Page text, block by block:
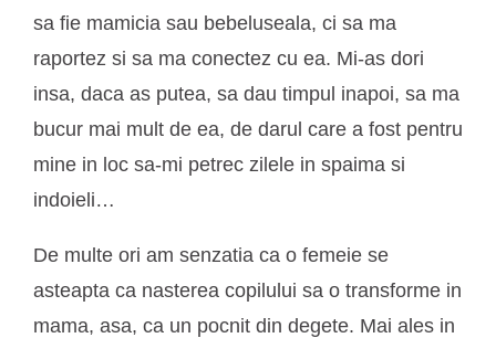
sa fie mamicia sau bebeluseala, ci sa ma
raportez si sa ma conectez cu ea. Mi-as dori
insa, daca as putea, sa dau timpul inapoi, sa ma
bucur mai mult de ea, de darul care a fost pentru
mine in loc sa-mi petrec zilele in spaima si
indoieli…
De multe ori am senzatia ca o femeie se
asteapta ca nasterea copilului sa o transforme in
mama, asa, ca un pocnit din degete. Mai ales in